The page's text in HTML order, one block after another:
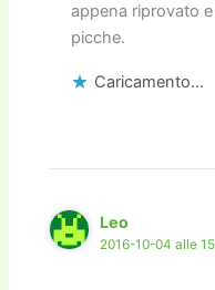
appena riprovato
picche.
Caricamento...
Leo
2016-10-04 alle